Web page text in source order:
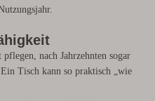
nach Jahrzehnten sogar
Tisch kann so praktisch „wie